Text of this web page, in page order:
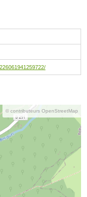
© contributeurs OpenStreetMap